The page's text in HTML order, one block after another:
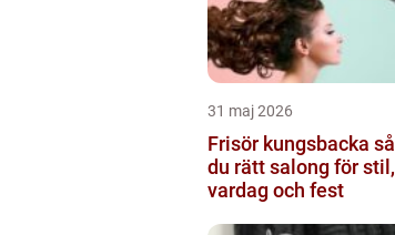
31 maj 2026
Frisör kungsbacka så hittar
du rätt salong för stil,
vardag och fest